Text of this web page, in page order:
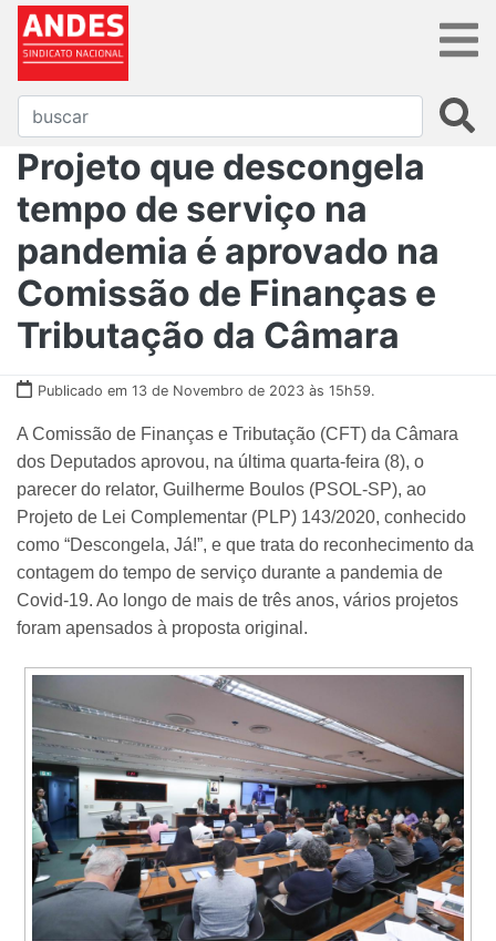
Projeto que descongela
tempo de serviço na
pandemia é aprovado na
Comissão de Finanças e
Tributação da Câmara
Publicado em 13 de Novembro de 2023 às 15h59.
A Comissão de Finanças e Tributação (CFT) da Câmara
dos Deputados aprovou, na última quarta-feira (8), o
parecer do relator, Guilherme Boulos (PSOL-SP), ao
Projeto de Lei Complementar (PLP) 143/2020, conhecido
como “Descongela, Já!”, e que trata do reconhecimento da
contagem do tempo de serviço durante a pandemia de
Covid-19. Ao longo de mais de três anos, vários projetos
foram apensados à proposta original.